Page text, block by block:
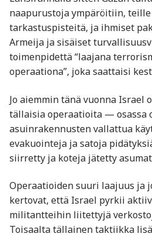
naapurustoja ympäröitiin,
tarkastuspisteitä, ja ihmiset
Armeija ja sisäiset
toimenpidettä “laajana
operaationa”, joka saattaisi
Jo aiemmin tänä vuonna Israel
tällaisia operaatioita — osassa
asuinrakennusten vallattua
evakuointeja ja satoja
siirretty ja koteja jätetty
Operaatioiden suuri laajuus ja
kertovat, että Israel pyrkii
militantteihin liitettyjä
Toisaalta tällainen taktiikka